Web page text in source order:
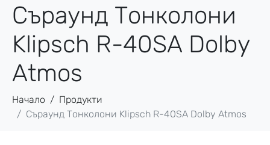
Съраунд Тонколони
Klipsch R-40SA Dolby
Atmos
Начало
Продукти
Съраунд Тонколони Klipsch R-40SA Dolby Atmos